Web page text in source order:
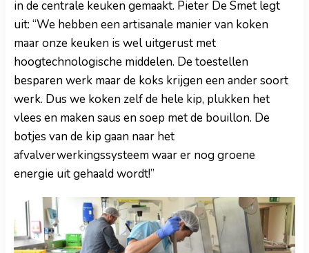
in de centrale keuken gemaakt. Pieter De Smet legt
uit: “We hebben een artisanale manier van koken
maar onze keuken is wel uitgerust met
hoogtechnologische middelen. De toestellen
besparen werk maar de koks krijgen een ander soort
werk. Dus we koken zelf de hele kip, plukken het
vlees en maken saus en soep met de bouillon. De
botjes van de kip gaan naar het
afvalverwerkingssysteem waar er nog groene
energie uit gehaald wordt!”